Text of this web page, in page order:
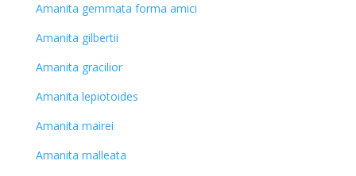
Amanita gemmata forma amici
Amanita gilbertii
Amanita gracilior
Amanita lepiotoides
Amanita mairei
Amanita malleata